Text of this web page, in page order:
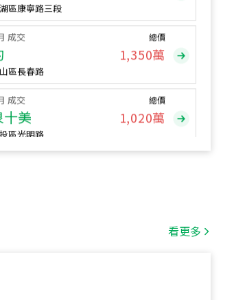
成交
區長春路
總價
1,350萬
成交
美
區光明路
總價
1,020萬
看更多